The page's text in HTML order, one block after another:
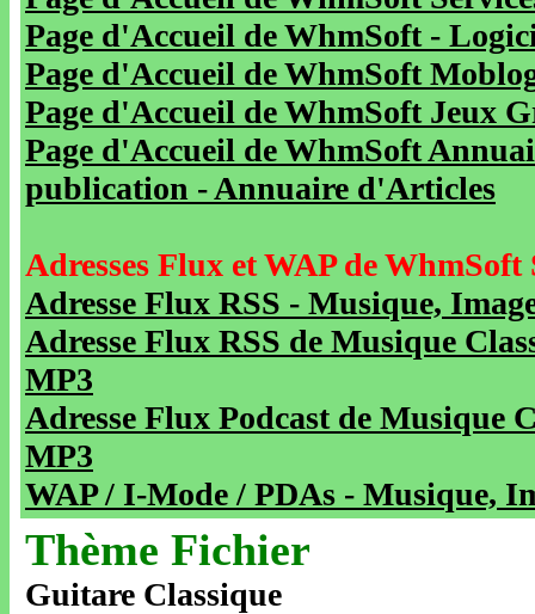
Page d'Accueil de WhmSoft -
Page d'Accueil de WhmSoft
Page d'Accueil de WhmSoft Jeux
Page d'Accueil de WhmSoft
publication - Annuaire d'Articles
Adresses Flux et WAP de WhmSoft
Adresse Flux RSS - Musique,
Adresse Flux RSS de Musique
MP3
Adresse Flux Podcast de Musique
MP3
WAP / I-Mode / PDAs - Musique,
Thème Fichier
Guitare Classique